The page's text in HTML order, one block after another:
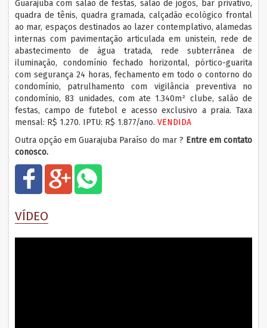
Guarajuba com salão de festas, salão de jogos, bar privativo,
quadra de tênis, quadra gramada, calçadão ecológico frontal
ao mar, espaços destinados ao lazer contemplativo, alamedas
internas com pavimentação articulada em unistein, rede de
abastecimento de água tratada, rede subterrânea de
iluminação, condomínio fechado horizontal, pórtico-guarita
com segurança 24 horas, fechamento em todo o contorno do
condomínio, patrulhamento com vigilância preventiva no
condomínio, 83 unidades, com ate 1.340m² clube, salão de
festas, campo de futebol e acesso exclusivo a praia. Taxa
mensal: R$ 1.270. IPTU: R$ 1.877/ano. VENDIDA
Outra opção em Guarajuba Paraíso do mar ? Entre em contato
conosco.
VÍDEO